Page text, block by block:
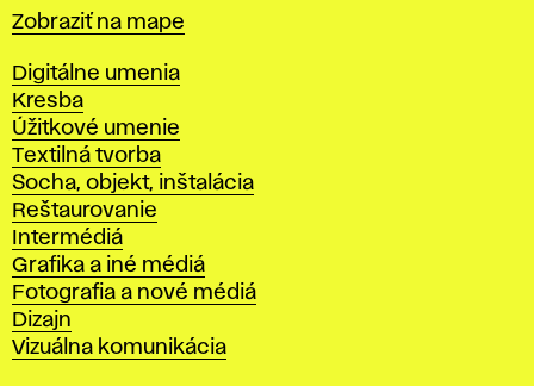
Mapa
Zobraziť na mape
Katedry
Digitálne umenia
Kresba
Úžitkové umenie
Textilná tvorba
Socha, objekt, inštalácia
Reštaurovanie
Intermédiá
Grafika a iné médiá
Fotografia a nové médiá
Dizajn
Vizuálna komunikácia